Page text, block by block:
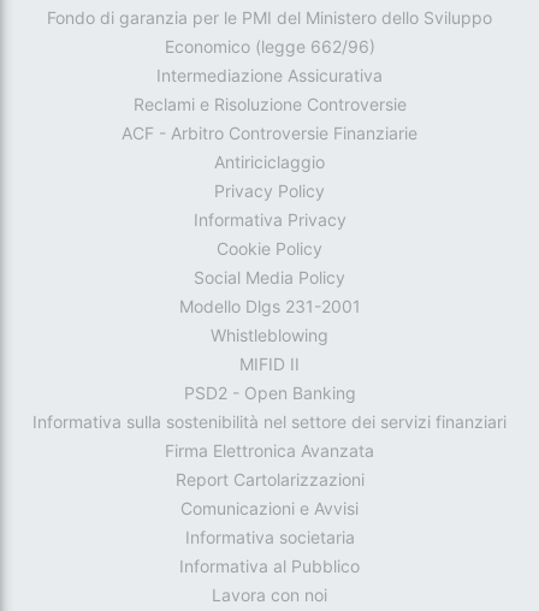
Fondo di garanzia per le PMI del Ministero dello Sviluppo
Economico (legge 662/96)
Intermediazione Assicurativa
Reclami e Risoluzione Controversie
ACF - Arbitro Controversie Finanziarie
Antiriciclaggio
Privacy Policy
Informativa Privacy
Cookie Policy
Social Media Policy
Modello Dlgs 231-2001
Whistleblowing
MIFID II
PSD2 - Open Banking
Informativa sulla sostenibilità nel settore dei servizi finanziari
Firma Elettronica Avanzata
Report Cartolarizzazioni
Comunicazioni e Avvisi
Informativa societaria
Informativa al Pubblico
Lavora con noi